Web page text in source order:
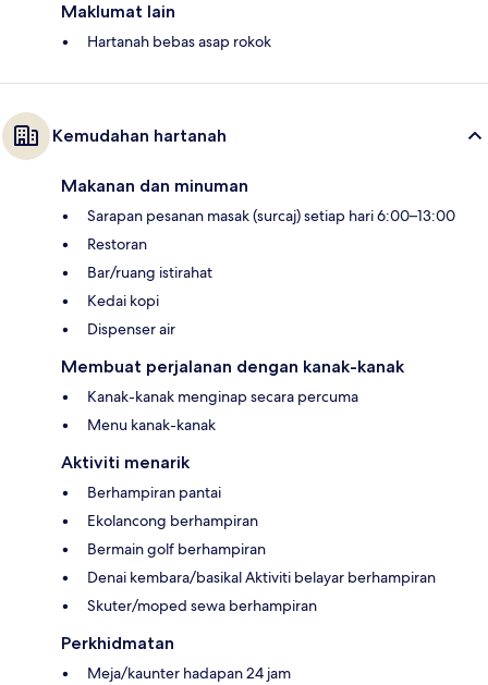
Maklumat lain
Hartanah bebas asap rokok
Kemudahan hartanah
Makanan dan minuman
Sarapan pesanan masak (surcaj) setiap hari 6:00–13:00
Restoran
Bar/ruang istirahat
Kedai kopi
Dispenser air
Membuat perjalanan dengan kanak-kanak
Kanak-kanak menginap secara percuma
Menu kanak-kanak
Aktiviti menarik
Berhampiran pantai
Ekolancong berhampiran
Bermain golf berhampiran
Denai kembara/basikal Aktiviti belayar berhampiran
Skuter/moped sewa berhampiran
Perkhidmatan
Meja/kaunter hadapan 24 jam